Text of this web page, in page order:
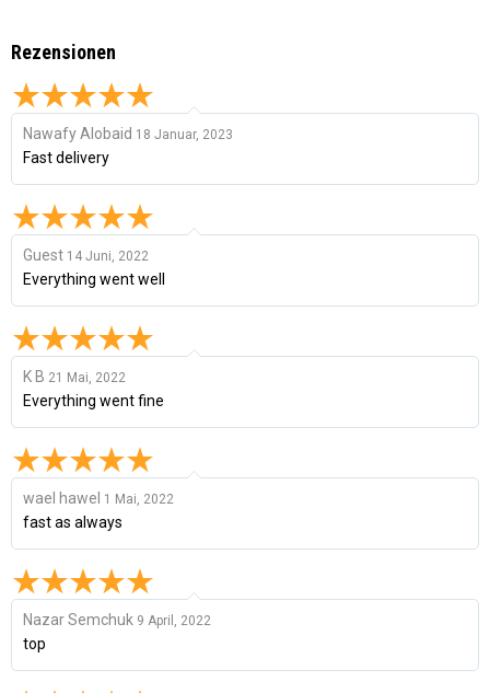
Rezensionen
Nawafy Alobaid 18 Januar, 2023
Fast delivery
Guest 14 Juni, 2022
Everything went well
K B 21 Mai, 2022
Everything went fine
wael hawel 1 Mai, 2022
fast as always
Nazar Semchuk 9 April, 2022
top